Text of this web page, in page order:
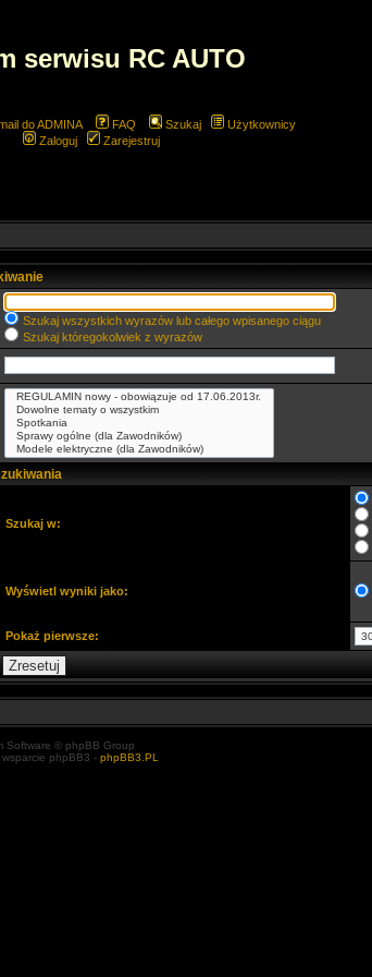
serwisu RC AUTO
do ADMINA FAQ Szukaj
Użytkownicy
Zaloguj
Zarejestruj
Szukaj wszystkich wyrazów lub całego wpisanego ciągu
Szukaj któregokolwiek z wyrazów
Szukaj w:
Wyświetl wyniki jako:
Pokaż pierwsze:
Software © phpBB Group
phpBB3 - phpBB3.PL